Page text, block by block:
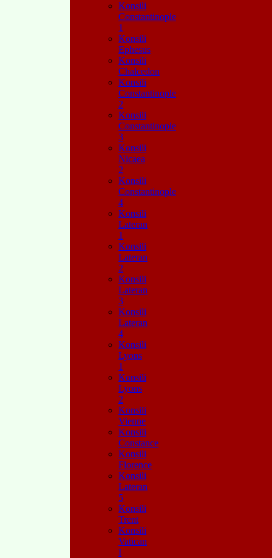
Konsili
Constantinople
1
Konsili
Ephesus
Konsili
Chalcedon
Konsili
Constantinople
2
Konsili
Constantinople
3
Konsili
Nicaea
2
Konsili
Constantinople
4
Konsili
Lateran
1
Konsili
Lateran
2
Konsili
Lateran
3
Konsili
Lateran
4
Konsili
Lyons
1
Konsili
Lyons
2
Konsili
Vienne
Konsili
Constance
Konsili
Florence
Konsili
Lateran
5
Konsili
Trent
Konsili
Vatican
I